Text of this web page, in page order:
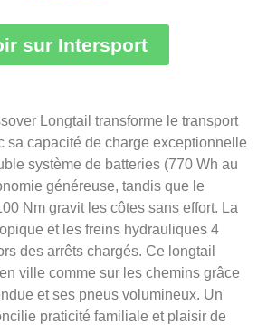
sur Intersport
Longtail transforme le transport
sa capacité de charge exceptionnelle
système de batteries (770 Wh au
généreuse, tandis que le
Nm gravit les côtes sans effort. La
et les freins hydrauliques 4
des arrêts chargés. Ce longtail
ville comme sur les chemins grâce
et ses pneus volumineux. Un
praticité familiale et plaisir de